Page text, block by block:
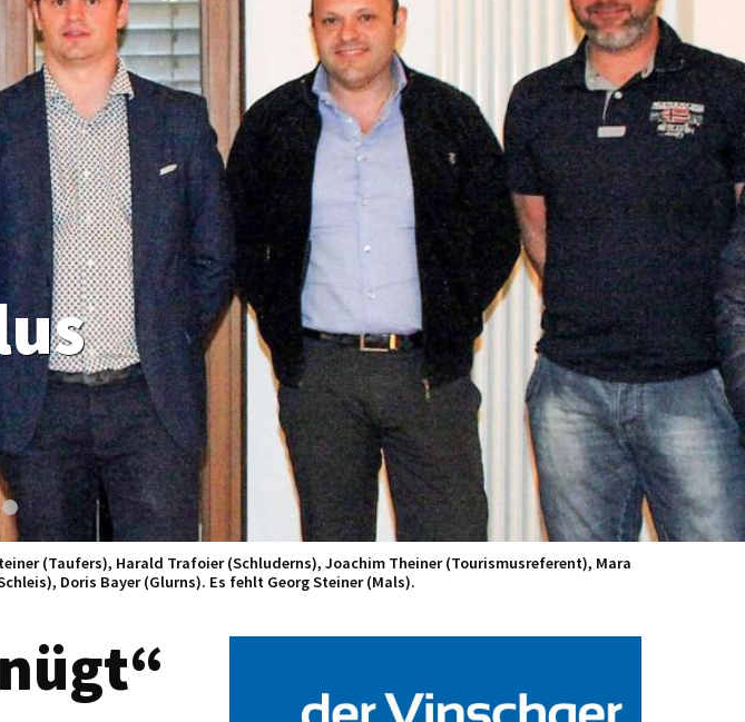
(Taufers), Harald Trafoier (Schluderns), Joachim Theiner (Tourismusreferent), Mara
Doris Bayer (Glurns). Es fehlt Georg Steiner (Mals).